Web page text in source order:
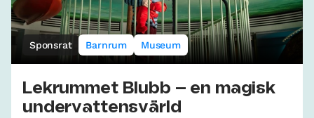
Sponsrat Barnrum Museum
Lekrummet Blubb – en magisk
undervattensvärld